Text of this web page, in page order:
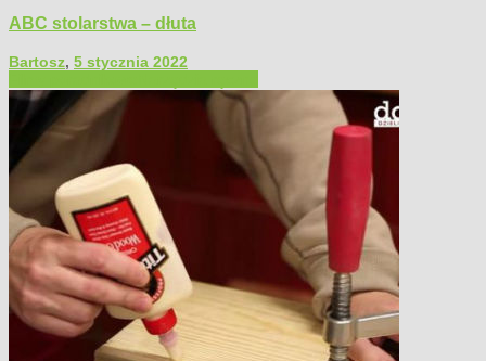
ABC stolarstwa – dłuta
Bartosz, 5 stycznia 2022